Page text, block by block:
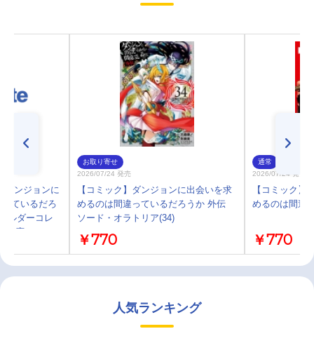
ダンジョンに
ているだろ
ルダーコレ
文庫ヘスティ
お取り寄せ
2026/07/24 発売
【コミック】ダンジョンに出会いを求
めるのは間違っているだろうか 外伝
ソード・オラトリア(34)
￥770
通常
2026/07/24 発売
【コミック】
めるのは間違
￥770
人気ランキング